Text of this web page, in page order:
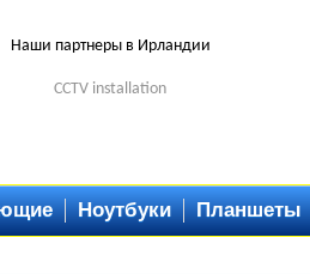
Наши партнеры в Ирландии
CCTV installation
Ноутбуки Планшеты